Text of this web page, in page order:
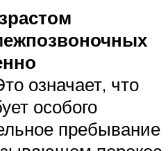
означает, что
особого
пребывание